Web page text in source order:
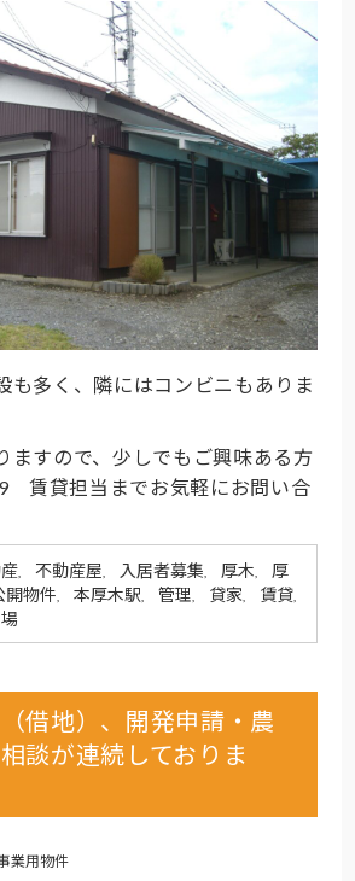
も多く、隣にはコンビニもありま
ますので、少しでもご興味ある方
貸担当までお気軽にお問い合
不動産屋 入居者募集 厚木
厚
開物件 本厚木駅 管理 貸家 賃貸
借地）、開発申請・農
談が連続しておりま
業用物件